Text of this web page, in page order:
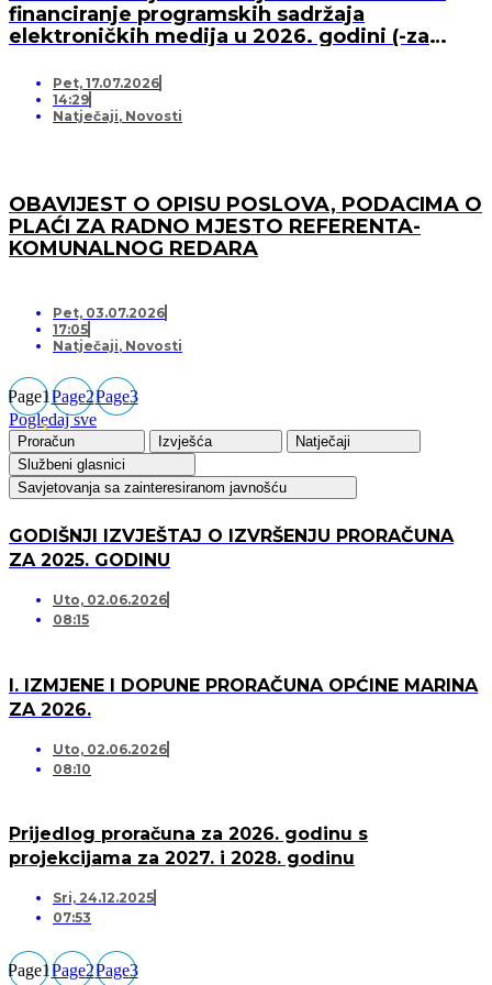
financiranje programskih sadržaja
elektroničkih medija u 2026. godini (-za
Pet, 17.07.2026
14:29
Natječaji, Novosti
OBAVIJEST O OPISU POSLOVA, PODACIMA O
PLAĆI ZA RADNO MJESTO REFERENTA-
KOMUNALNOG REDARA
Pet, 03.07.2026
17:05
Natječaji, Novosti
Page1Page2Page3
Pogledaj sve
Proračun Izvješća
Natječaji
Službeni glasnici
Savjetovanja sa zainteresiranom javnošću
GODIŠNJI IZVJEŠTAJ O IZVRŠENJU PRORAČUNA
ZA 2025. GODINU
Uto, 02.06.2026
08:15
I. IZMJENE I DOPUNE PRORAČUNA OPĆINE MARINA
ZA 2026.
Uto, 02.06.2026
08:10
Prijedlog proračuna za 2026. godinu s
projekcijama za 2027. i 2028. godinu
Sri, 24.12.2025
07:53
Page1Page2Page3